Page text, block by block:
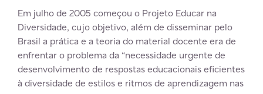
Em julho de 2005 começou o Projeto Educar na
Diversidade, cujo objetivo, além de disseminar pelo
Brasil a prática e a teoria do material docente era de
enfrentar o problema da “necessidade urgente de
desenvolvimento de respostas educacionais eficientes
à diversidade de estilos e ritmos de aprendizagem nas